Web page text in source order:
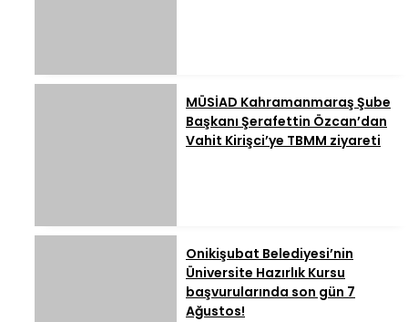
MÜSİAD Kahramanmaraş Şube
Başkanı Şerafettin Özcan’dan
Vahit Kirişci’ye TBMM ziyareti
Onikişubat Belediyesi’nin
Üniversite Hazırlık Kursu
başvurularında son gün 7
Ağustos!